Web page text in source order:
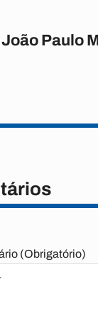
João Paulo
(Obrigatório)